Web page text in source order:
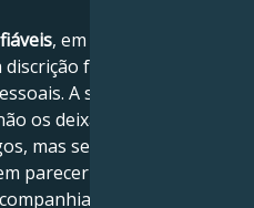
, em quem os outros
fazem parte das
A sua mente
os deixa distrair-se com
mas se aceitam
parecer aborrecidos aos
de pessoas que